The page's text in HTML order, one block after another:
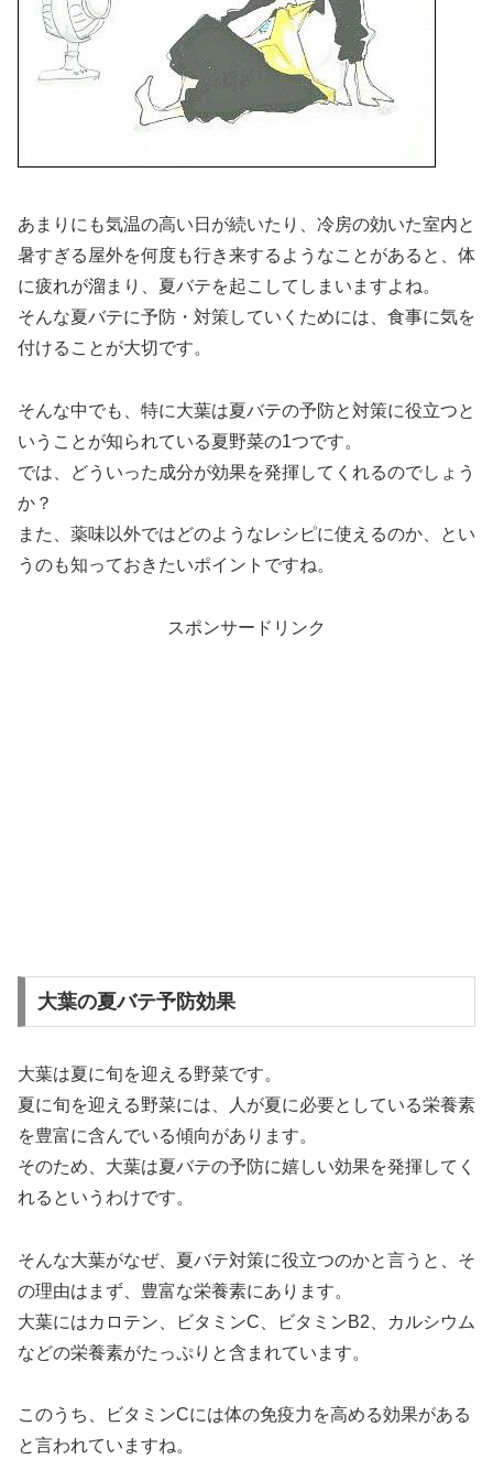
あまりにも気温の高い日が続いたり、冷房の効いた室内と
暑すぎる屋外を何度も行き来するようなことがあると、体
に疲れが溜まり、夏バテを起こしてしまいますよね。
そんな夏バテに予防・対策していくためには、食事に気を
付けることが大切です。
そんな中でも、特に大葉は夏バテの予防と対策に役立つと
いうことが知られている夏野菜の1つです。
では、どういった成分が効果を発揮してくれるのでしょう
か？
また、薬味以外ではどのようなレシピに使えるのか、とい
うのも知っておきたいポイントですね。
スポンサードリンク
大葉の夏バテ予防効果
大葉は夏に旬を迎える野菜です。
夏に旬を迎える野菜には、人が夏に必要としている栄養素
を豊富に含んでいる傾向があります。
そのため、大葉は夏バテの予防に嬉しい効果を発揮してく
れるというわけです。
そんな大葉がなぜ、夏バテ対策に役立つのかと言うと、そ
の理由はまず、豊富な栄養素にあります。
大葉にはカロテン、ビタミンC、ビタミンB2、カルシウム
などの栄養素がたっぷりと含まれています。
このうち、ビタミンCには体の免疫力を高める効果がある
と言われていますね。